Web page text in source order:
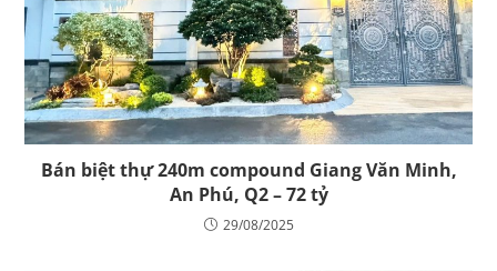
Bán biệt thự 240m compound Giang Văn Minh,
An Phú, Q2 – 72 tỷ
29/08/2025